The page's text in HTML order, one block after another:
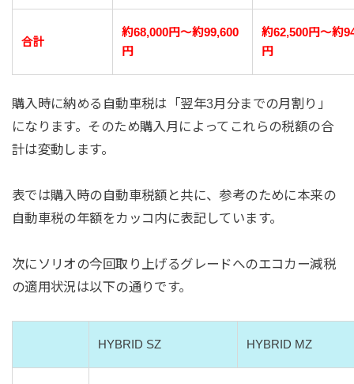
合計
約68,000円～約99,600
円
約62,500円～約
円
購入時に納める自動車税は「翌年3月分までの月割り」
になります。そのため購入月によってこれらの税額の合
計は変動します。
表では購入時の自動車税額と共に、参考のために本来の
自動車税の年額をカッコ内に表記しています。
次にソリオの今回取り上げるグレードへのエコカー減税
の適用状況は以下の通りです。
HYBRID SZ HYBRID MZ